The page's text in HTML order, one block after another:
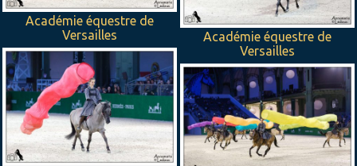
Académie équestre de
Versailles
Académie équestre de
Versailles